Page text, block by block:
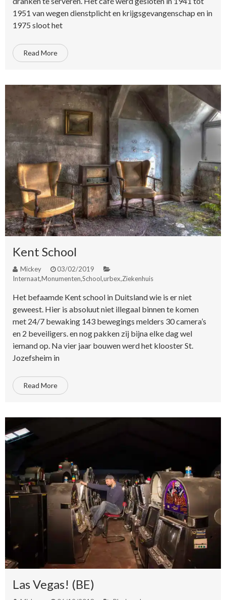
1951 van wegen dienstplicht en krijgsgevangenschap en in
1975 sloot het
Read More
Kent School
Mickey
03/02/2019
Internaat,Monumenten,School,urbex,Ziekenhuis
Het befaamde Kent school in Duitsland wie is er niet
geweest. Hier is absoluut niet illegaal binnen te komen
met 24/7 bewaking 143 bewegings melders 30 camera’s
en 2 beveiligers. en nog pakken zij bijna elke dag wel
iemand op. Na vier jaar bouwen werd het klooster St.
Jozefsheim in
Read More
Las Vegas! (BE)